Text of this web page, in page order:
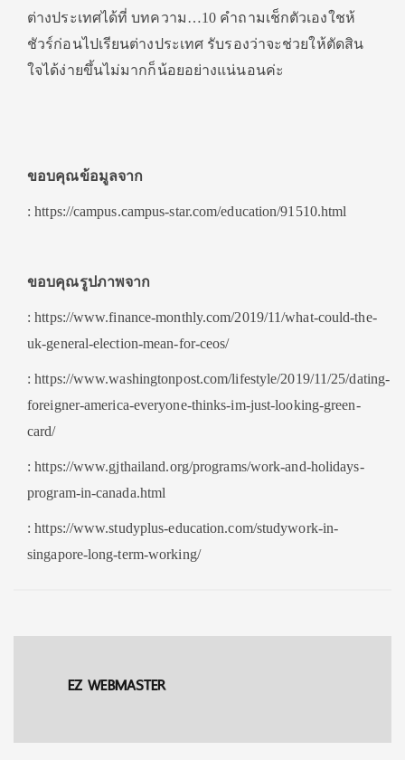
ต่างประเทศได้ที่ บทความ…10 คำถามเช็กตัวเองใชห้
ชัวร์ก่อนไปเรียนต่างประเทศ รับรองว่าจะช่วยให้ตัดสิน
ใจได้ง่ายขึ้นไม่มากก็น้อยอย่างแน่นอนค่ะ
ขอบคุณข้อมูลจาก
: https://campus.campus-star.com/education/91510.html
ขอบคุณรูปภาพจาก
: https://www.finance-monthly.com/2019/11/what-could-the-
uk-general-election-mean-for-ceos/
: https://www.washingtonpost.com/lifestyle/2019/11/25/dating-
foreigner-america-everyone-thinks-im-just-looking-green-
card/
: https://www.gjthailand.org/programs/work-and-holidays-
program-in-canada.html
: https://www.studyplus-education.com/studywork-in-
singapore-long-term-working/
EZ WEBMASTER